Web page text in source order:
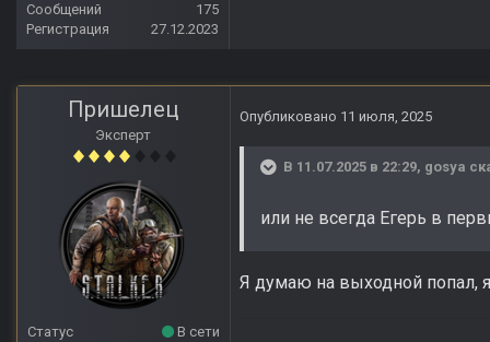
Сообщений
175
Регистрация
27.12.2023
Пришелец
Эксперт
Статус
В сети
Опубликовано 11 июля, 2025
В 11.07.2025 в 22:29, gosya
или не всегда Егерь в
Я думаю на выходной попал,